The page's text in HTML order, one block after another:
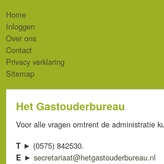
Home
Inloggen
Over ons
Contact
Privacy verklaring
Sitemap
Het Gastouderbureau
Voor alle vragen omtrent de administratie
T ► (0575) 842530.
E ► secretariaat@hetgastouderbureau.nl